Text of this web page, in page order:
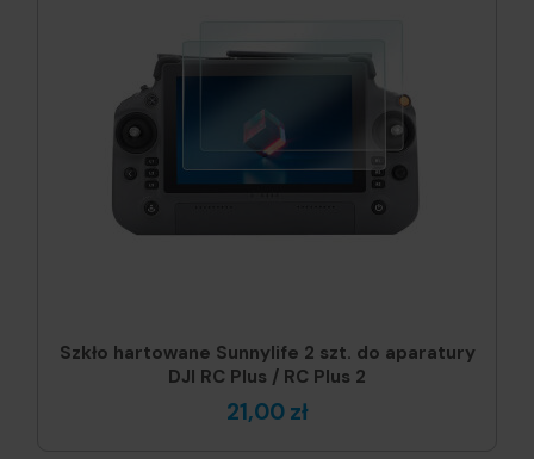
Szkło hartowane Sunnylife 2 szt. do aparatury
DJI RC Plus / RC Plus 2
21,00 zł